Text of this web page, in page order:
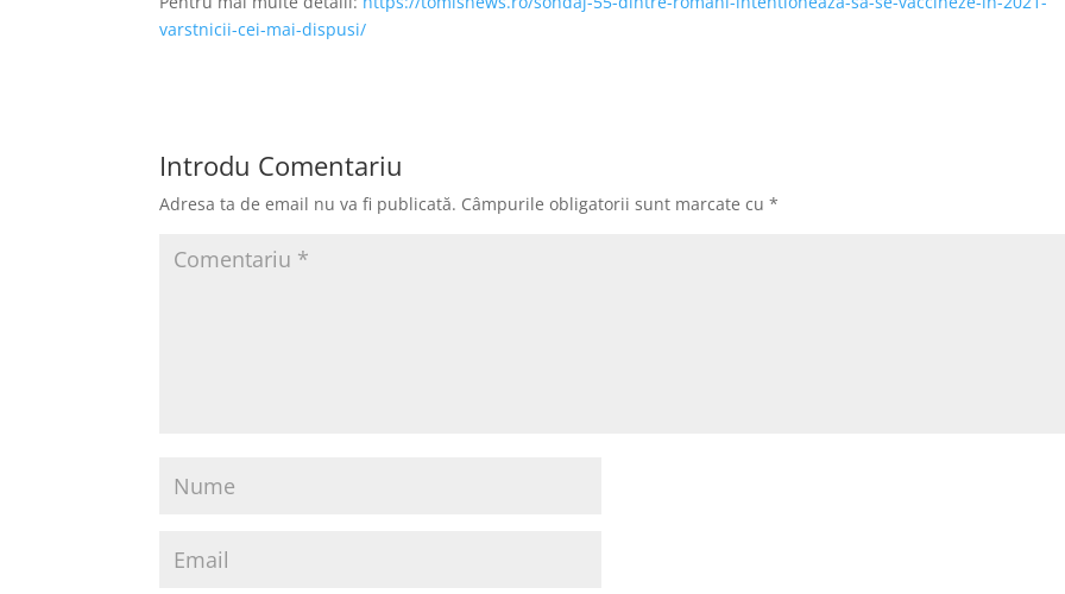
varstnicii-cei-mai-dispusi/
Introdu Comentariu
Adresa ta de email nu va fi publicată. Câmpurile obligatorii sunt marcate cu*